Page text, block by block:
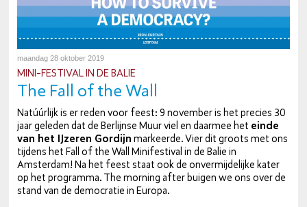
maandag 28 oktober 2019
MI­NI-FES­TI­VAL IN DE BALIE
The Fall of the Wall
Natúúrlijk is er reden voor feest: 9 november is het precies 30
jaar geleden dat de Berlijnse Muur viel en daarmee het einde
van het IJzeren Gordijn markeerde. Vier dit groots met ons
tijdens het Fall of the Wall Mi­ni­fes­ti­val in de Balie in
Amsterdam! Na het feest staat ook de on­ver­mij­de­lij­ke kater
op het programma. The morning after buigen we ons over de
stand van de de­mo­cra­tie in Europa.